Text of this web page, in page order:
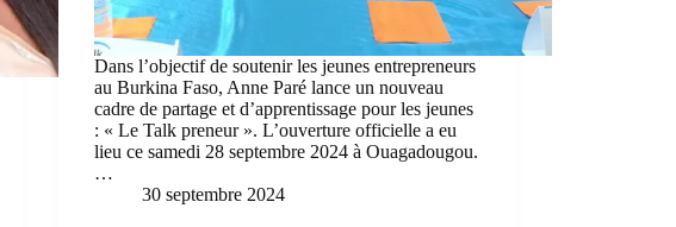
Dans l’objectif de soutenir les jeunes entrepreneurs
au Burkina Faso, Anne Paré lance un nouveau
cadre de partage et d’apprentissage pour les jeunes
: « Le Talk preneur ». L’ouverture officielle a eu
lieu ce samedi 28 septembre 2024 à Ouagadougou.
…
30 septembre 2024